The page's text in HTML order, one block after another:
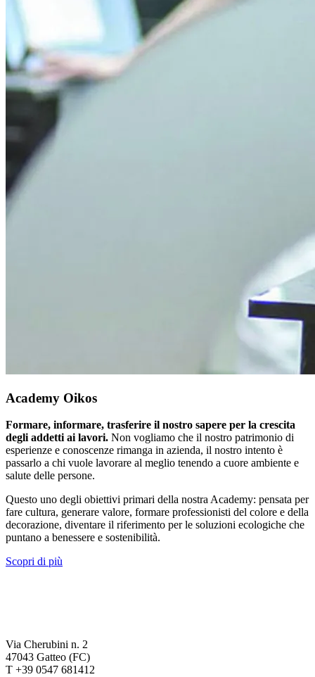
Academy Oikos
Formare, informare, trasferire il nostro sapere per la crescita
degli addetti ai lavori. Non vogliamo che il nostro patrimonio di
esperienze e conoscenze rimanga in azienda, il nostro intento è
passarlo a chi vuole lavorare al meglio tenendo a cuore ambiente e
salute delle persone.
Questo uno degli obiettivi primari della nostra Academy: pensata per
fare cultura, generare valore, formare professionisti del colore e della
decorazione, diventare il riferimento per le soluzioni ecologiche che
puntano a benessere e sostenibilità.
Scopri di più
Via Cherubini n. 2
47043 Gatteo (FC)
T +39 0547 681412